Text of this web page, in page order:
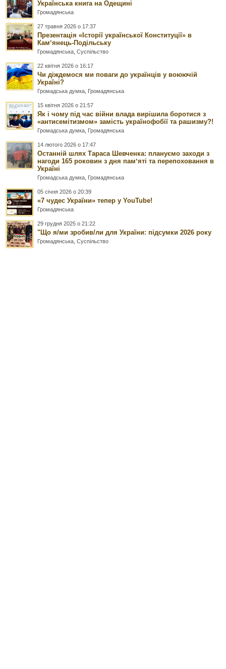
Українська книга на Одещині
Громадянська
27 травня 2026 о 17:37
Презентація «Історії української Конституції» в
Камʼянець-Подільську
Громадянська ,Суспільство
22 квітня 2026 о 16:17
Чи діждемося ми поваги до українців у воюючій
Україні?
Громадська думка Громадянська
15 квітня 2026 о 21:57
Як і чому під час війни влада вирішила боротися з
«антисемітизмом» замість українофобії та рашизму?!
Громадська думка Громадянська
14 лютого 2026 о 17:47
Останній шлях Тараса Шевченка: плануємо заходи з
нагоди 165 роковин з дня памʼяті та перепоховання в
Україні
Громадська думка Громадянська
05 січня 2026 о 20:39
«7 чудес України» тепер у YouTube!
Громадянська
29 грудня 2025 о 21:22
"Що я/ми зробив/ли для України: підсумки 2026 року
Громадянська ,Суспільство